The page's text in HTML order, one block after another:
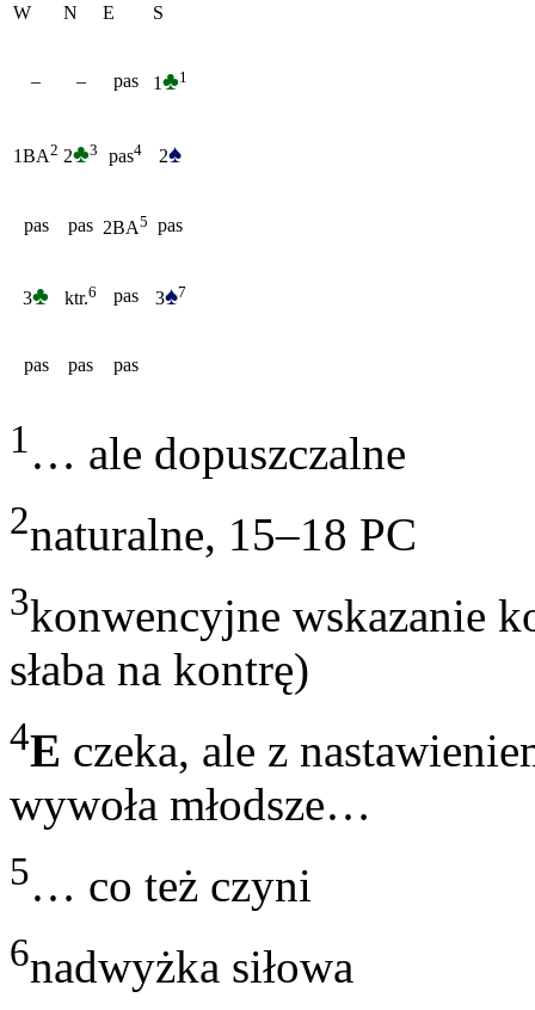
W N E S
– – pas 1♣1
1BA2 2♣3 pas4 2♠
pas pas 2BA5 pas
3♣ ktr.6 pas 3♠7
pas pas pas
1 … ale dopuszczalne
2naturalne, 15–18 PC
3konwencyjne wskazanie
słaba na kontrę)
4E czeka, ale z
wywoła młodsze…
5… co też czyni
6nadwyżka siłowa